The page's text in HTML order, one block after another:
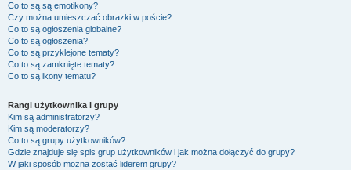
Co to są są emotikony?
Czy można umieszczać obrazki w poście?
Co to są ogłoszenia globalne?
Co to są ogłoszenia?
Co to są przyklejone tematy?
Co to są zamknięte tematy?
Co to są ikony tematu?
Rangi użytkownika i grupy
Kim są administratorzy?
Kim są moderatorzy?
Co to są grupy użytkowników?
Gdzie znajduje się spis grup użytkowników i jak można dołączyć do grupy?
W jaki sposób można zostać liderem grupy?